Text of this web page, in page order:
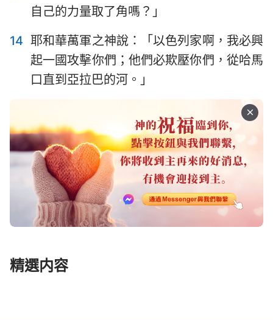
自己的力量取了角嗎？」
14 耶和華萬軍之神說：「以色列家啊，我必興
起一國攻擊你們；他們必欺壓你們，從哈馬
口直到亞拉巴的河。」
精選内容